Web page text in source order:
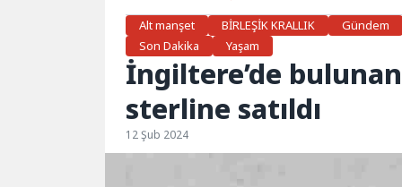
Alt manşet
BİRLEŞİK KRALLIK Gündem
Son Dakika
Yaşam
İngiltere’de
sterline satıldı
12 Şub 2024